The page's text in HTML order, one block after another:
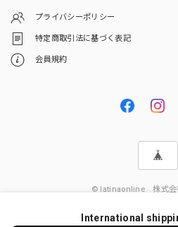
プライバシーポリシー
特定商取引法に基づく表記
会員規約
© latinaonline 株式会
International